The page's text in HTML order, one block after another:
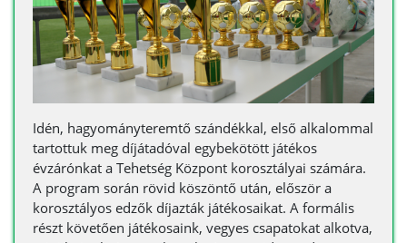
Idén, hagyományteremtő szándékkal, első alkalommal
tartottuk meg díjátadóval egybekötött játékos
évzárónkat a Tehetség Központ korosztályai számára.
A program során rövid köszöntő után, először a
korosztályos edzők díjazták játékosaikat. A formális
részt követően játékosaink, vegyes csapatokat alkotva,